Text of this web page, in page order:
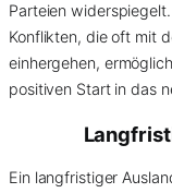
Parteien
Konflikten, die oft mit
einhergehen,
positiven Start in das
Ein langfristiger